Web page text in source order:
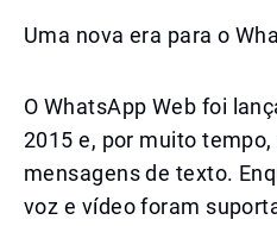
Uma nova era para o
O WhatsApp Web foi
2015 e, por muito
mensagens de texto.
voz e vídeo foram